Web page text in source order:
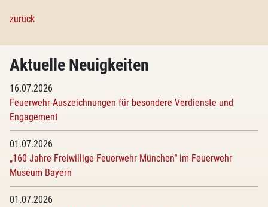
zurück
Aktuelle Neuigkeiten
16.07.2026
Feuerwehr-Auszeichnungen für besondere Verdienste und
Engagement
01.07.2026
„160 Jahre Freiwillige Feuerwehr München“ im Feuerwehr
Museum Bayern
01.07.2026